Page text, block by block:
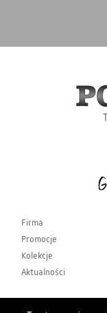
Firma
Promocje
Kolekcje
Aktualności